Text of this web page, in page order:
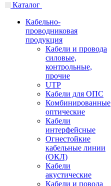
Каталог
Кабельно-
проводниковая
продукция
Кабели и провода
силовые,
контрольные,
прочие
UTP
Кабели для ОПС
Комбинированные
оптические
Кабели
интерфейсные
Огнестойкие
кабельные линии
(ОКЛ)
Кабели
акустические
Кабели и повода